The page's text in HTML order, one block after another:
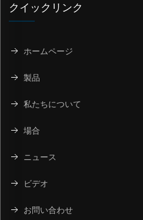
クイックリンク
ホームページ
製品
私たちについて
場合
ニュース
ビデオ
お問い合わせ